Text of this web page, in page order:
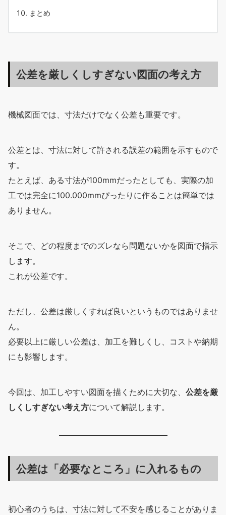
まとめ
公差を厳しくしすぎない図面の考え方
機械図面では、寸法だけでなく公差も重要です。
公差とは、寸法に対して許される誤差の範囲を示すもので
す。
たとえば、ある寸法が100mmだったとしても、実際の加
工では完全に100.000mmぴったりに作ることは簡単では
ありません。
そこで、どの程度までのズレなら問題ないかを図面で指示
します。
これが公差です。
ただし、公差は厳しくすれば良いというものではありませ
ん。
必要以上に厳しい公差は、加工を難しくし、コストや納期
にも影響します。
今回は、加工しやすい図面を描くために大切な、 公差を厳
しくしすぎない考え方について解説します。
公差は「必要なところ」に入れるもの
初心者のうちは、寸法に対して不安を感じることがありま